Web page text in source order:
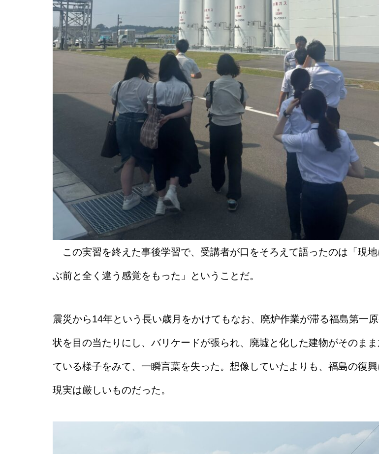
この実習を終えた事後学習で、受講者が口をそろえて語ったのは「現地
ぶ前と全く違う感覚をもった」ということだ。
震災から14年という長い歳月をかけてもなお、廃炉作業が滞る福島第一
状を目の当たりにし、バリケードが張られ、廃墟と化した建物がそのま
ている様子をみて、一瞬言葉を失った。想像していたよりも、福島の復
現実は厳しいものだった。